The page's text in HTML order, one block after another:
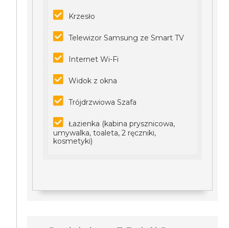
Krzesło
Telewizor Samsung ze Smart TV
Internet Wi-Fi
Widok z okna
Trójdrzwiowa Szafa
Łazienka (kabina prysznicowa,
umywalka, toaleta, 2 ręczniki,
kosmetyki)